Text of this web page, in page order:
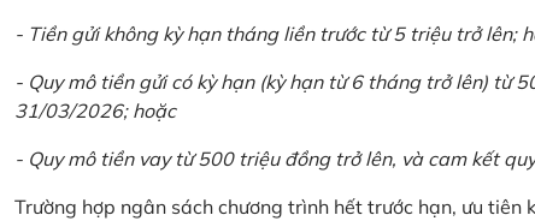
- Tiền gửi không kỳ hạn tháng liền trước từ 5 triệu trở lên;
- Quy mô tiền gửi có kỳ hạn (kỳ hạn từ 6 tháng trở lên) từ
31/03/2026; hoặc
- Quy mô tiền vay từ 500 triệu đồng trở lên, và cam kết
Trường hợp ngân sách chương trình hết trước hạn, ưu